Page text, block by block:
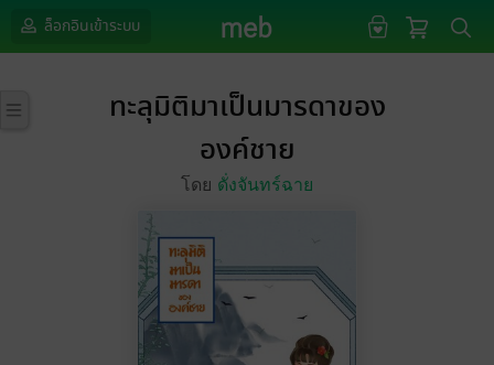
ล็อกอินเข้าระบบ
ทะลุมิติมาเป็นมารดาของ
องค์ชาย
โดย ดั่งจันทร์ฉาย